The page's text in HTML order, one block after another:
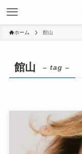
ホーム 館山
館山 – tag –